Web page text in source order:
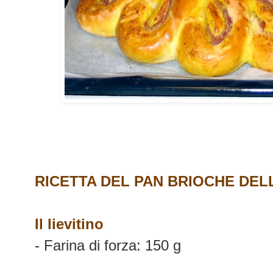
RICETTA DEL PAN BRIOCHE
Il lievitino
- Farina di forza: 150 g